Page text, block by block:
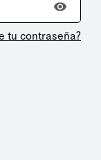
tu contraseña?